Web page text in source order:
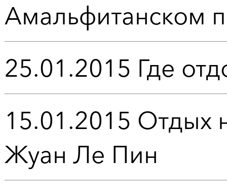
Амальфитанском
25.01.2015 Где
15.01.2015 Отдых
Жуан Ле Пин